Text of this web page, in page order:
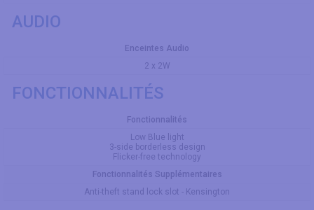
AUDIO
Enceintes Audio
2 x 2W
FONCTIONNALITÉS
Fonctionnalités
Low Blue light
3-side borderless design
Flicker-free technology
Fonctionnalités Supplémentaires
Anti-theft stand lock slot - Kensington